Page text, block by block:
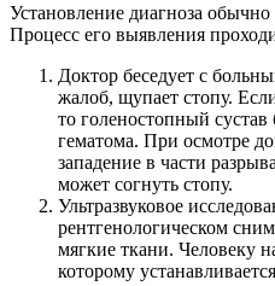
Установление диагноза
Процесс его выявления
Доктор беседует с
жалоб, щупает стопу.
то голеностопный сустав
гематома. При осмотре
западение в части
может согнуть стопу.
Ультразвуковое
рентгенологическом
мягкие ткани. Человеку
которому